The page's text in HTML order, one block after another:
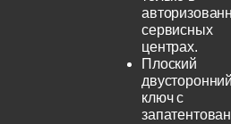
сервисных
центрах.
Плоский
ключ с